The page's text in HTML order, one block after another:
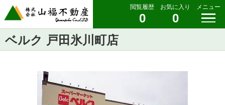
閲覧履歴
0
お気に入り
0
メニュー
ベルク 戸田氷川町店